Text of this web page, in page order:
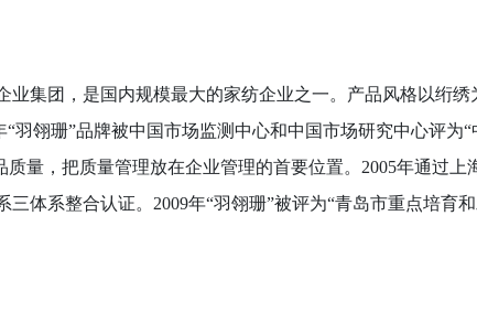
集团，是国内规模最大的家纺企业之一。产品风格以绗绣
羽翎珊”品牌被中国市场监测中心和中国市场研究中心评为
量，把质量管理放在企业管理的首要位置。2005年通过上
体系整合认证。2009年“羽翎珊”被评为“青岛市重点培育和